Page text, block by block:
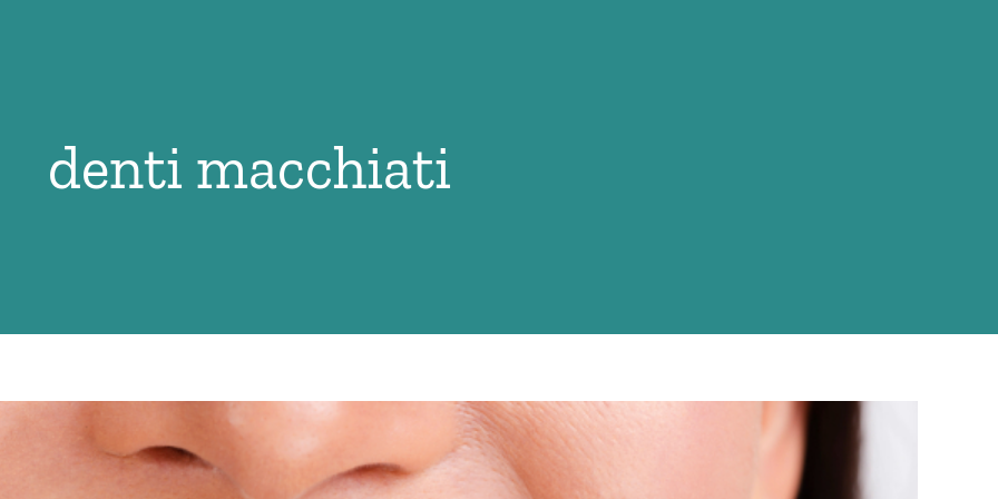
denti macchiati